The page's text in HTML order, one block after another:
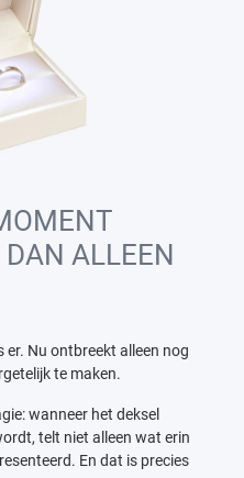
ALLEEN
er. Nu ontbreekt alleen nog
te maken.
wanneer het deksel
telt niet alleen wat erin
En dat is precies